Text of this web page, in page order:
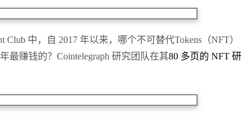
Club 中，自 2017 年以来，哪个不可替代Tokens（NFT）
最赚钱的？Cointelegraph 研究团队在其80 多页的 NFT 研